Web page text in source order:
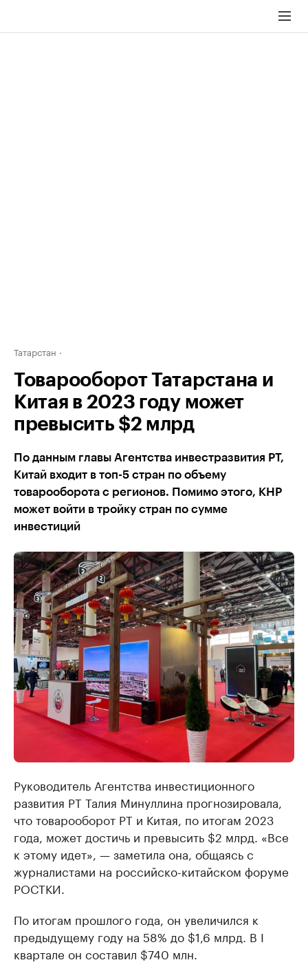
Татарстан
Товарооборот Татарстана и
Китая в 2023 году может
превысить $2 млрд
По данным главы Агентства инвестразвития РТ,
Китай входит в топ-5 стран по объему
товарооборота с регионов. Помимо этого, КНР
может войти в тройку стран по сумме
инвестиций
Руководитель Агентства инвестиционного
развития РТ Талия Минуллина прогнозировала,
что товарооборот РТ и Китая, по итогам 2023
года, может достичь и превысить $2 млрд. «Все
к этому идет», — заметила она, общаясь с
журналистами на российско-китайском форуме
РОСТКИ.
По итогам прошлого года, он увеличился к
предыдущему году на 58% до $1,6 млрд. В I
квартале он составил $740 млн.